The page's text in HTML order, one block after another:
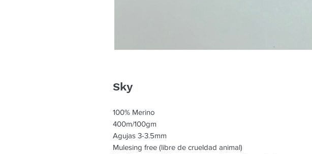
Sky
100% Merino
400m/100gm
Agujas 3-3.5mm
Mulesing free (libre de crueldad animal)